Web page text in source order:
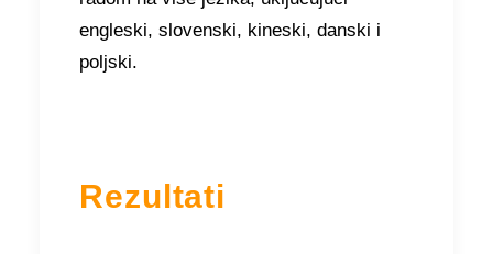
engleski, slovenski, kineski, danski i
poljski.
Rezultati